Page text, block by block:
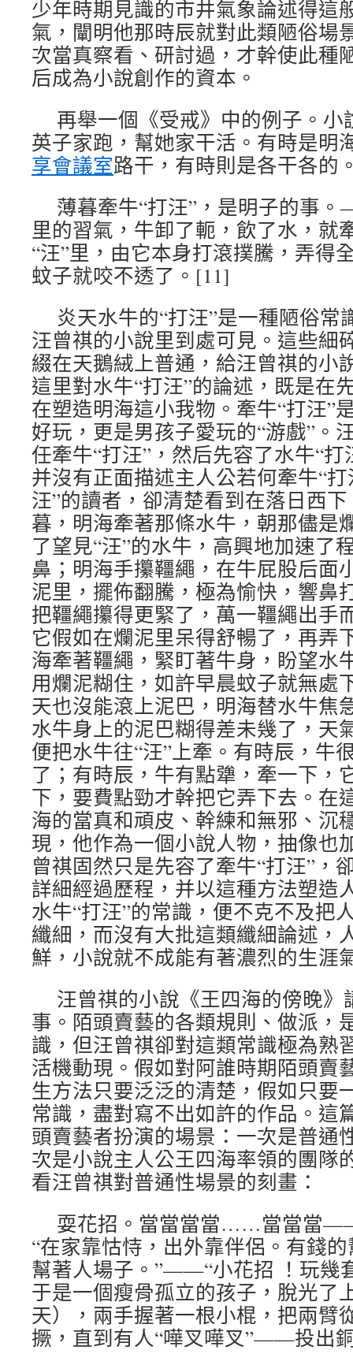
少年時期見識的市井氣象論述得這
氣，闡明他那時辰就對此類陋俗場
次當真察看、研討過，才幹使此種
后成為小說創作的資本。
再舉一個《受戒》中的例子。
英子家跑，幫她家干活。有時是明
享會議室路干，有時則是各干各的
薄暮牽牛“打汪”，是明子的事
里的習氣，牛卸了軛，飲了水，就
“汪”里，由它本身打滾撲騰，弄得
蚊子就咬不透了。[11]
炎天水牛的“打汪”是一種陋俗常
汪曾祺的小說里到處可見。這些細
綴在天鵝絨上普通，給汪曾祺的小
這里對水牛“打汪”的論述，既是在
在塑造明海這小我物。牽牛“打汪”
好玩，更是男孩子愛玩的“游戲”。
任牽牛“打汪”，然后先容了水牛“
并沒有正面描述主人公若何牽牛“
汪”的讀者，卻清楚看到在落日西
暮，明海牽著那條水牛，朝那儘是
了望見“汪”的水牛，高興地加速了
鼻；明海手攥韁繩，在牛屁股后面
泥里，擺佈翻騰，極為愉快，響鼻
把韁繩攥得更緊了，萬一韁繩出手
它假如在爛泥里呆得舒暢了，再弄
海牽著韁繩，緊盯著牛身，盼望水
用爛泥糊住，如許早晨蚊子就無處
天也沒能滾上泥巴，明海替水牛焦
水牛身上的泥巴糊得差未幾了，天
便把水牛往“汪”上牽。有時辰，牛
了；有時辰，牛有點犟，牽一下，
下，要費點勁才幹把它弄下去。在
海的當真和頑皮、幹練和無邪、沉
現，他作為一個小說人物，抽像也
曾祺固然只是先容了牽牛“打汪”，
詳細經過歷程，并以這種方法塑造
水牛“打汪”的常識，便不克不及把
纖細，而沒有大批這類纖細論述，
鮮，小說就不成能有著濃烈的生涯
汪曾祺的小說《王四海的傍晚
事。陌頭賣藝的各類規則、做派，
識，但汪曾祺卻對這類常識極為熟
活機動現。假如對阿誰時期陌頭賣
生方法只要泛泛的清楚，假如只要
常識，盡對寫不出如許的作品。這
頭賣藝者扮演的場景：一次是普通
次是小說主人公王四海率領的團隊
看汪曾祺對普通性場景的刻畫：
耍花招。當當當當……當當當
“在家靠怙恃，出外靠伴侶。有錢
幫著人場子。”——“小花招 ！玩幾
于是一個瘦骨孤立的孩子，脫光了
天），兩手握著一根小棍，把兩
撅，直到有人“嘩叉嘩叉”——投出